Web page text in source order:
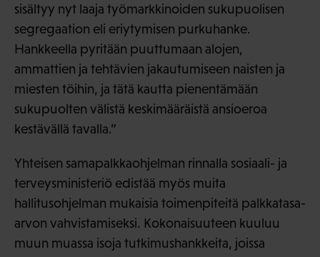
sisältyy nyt laaja työmarkkinoiden sukupuolisen
segregaation eli eriytymisen purkuhanke.
Hankkeella pyritään puuttumaan alojen,
ammattien ja tehtävien jakautumiseen naisten ja
miesten töihin, ja tätä kautta pienentämään
sukupuolten välistä keskimääräistä ansioeroa
kestävällä tavalla.”
Yhteisen samapalkkaohjelman rinnalla sosiaali- ja
terveysministeriö edistää myös muita
hallitusohjelman mukaisia toimenpiteitä palkkatasa-
arvon vahvistamiseksi. Kokonaisuuteen kuuluu
muun muassa isoja tutkimushankkeita, joissa